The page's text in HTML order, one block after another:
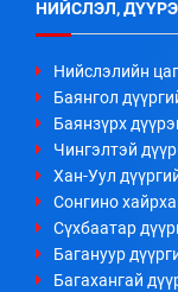
НИЙСЛЭЛ,
Нийслэлийн
Баянгол
Баянзүрх
Чингэлтэй
Хан-Уул
Сонгино
Сүхбаатар
Багануур
Багахангай